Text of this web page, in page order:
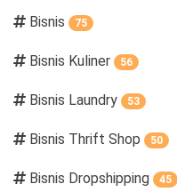
Bisnis 75
Bisnis Kuliner 56
Bisnis Laundry 53
Bisnis Thrift Shop 50
Bisnis Dropshipping 45